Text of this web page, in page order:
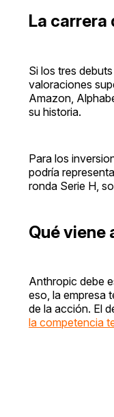
La carrera
Si los tres
valoraciones
Amazon,
su historia.
Para los
podría
ronda Serie H,
Qué viene
Anthropic debe
eso, la empresa
de la acción. El
la competencia